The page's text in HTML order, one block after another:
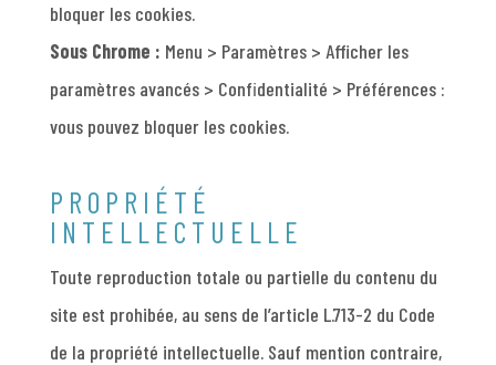
bloquer les cookies.
Sous Chrome : Menu > Paramètres > Afficher les
paramètres avancés > Confidentialité > Préférences :
vous pouvez bloquer les cookies.
PROPRIÉTÉ
INTELLECTUELLE
Toute reproduction totale ou partielle du contenu du
site est prohibée, au sens de l’article L.713-2 du Code
de la propriété intellectuelle. Sauf mention contraire,